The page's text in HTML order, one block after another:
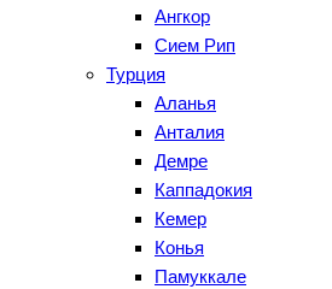
Ангкор
Сием Рип
Турция
Аланья
Анталия
Демре
Каппадокия
Кемер
Конья
Памуккале